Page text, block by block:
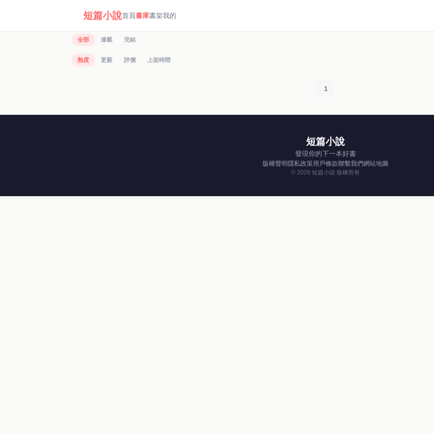
短篇小說首頁書庫書架我的
全部 連載 完結
熱度 更新 評價 上架時間
1
短篇小說
發現你的下一本好書
版權聲明 隱私政策用戶條款聯繫我們網站地圖
© 2026 短篇小說 版權所有